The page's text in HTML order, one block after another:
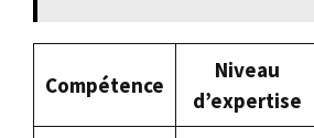
Compétence
Niveau
d’expertise